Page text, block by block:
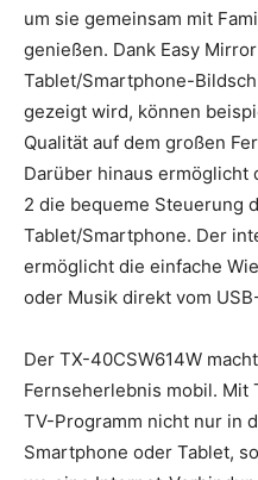
um sie gemeinsam mit
genießen. Dank Easy
Tablet/Smartphone-
gezeigt wird, können
Qualität auf dem großen
Darüber hinaus ermöglicht
2 die bequeme Steuerung
Tablet/Smartphone. Der
ermöglicht die einfache
oder Musik direkt vom
Der TX-40CSW614W
Fernseherlebnis mobil. Mit
TV-Programm nicht nur in
Smartphone oder Tablet,